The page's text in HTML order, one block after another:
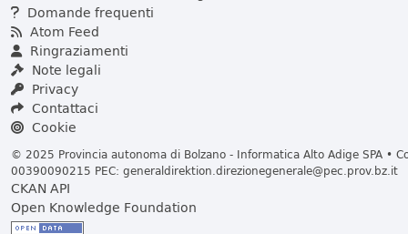
Domande frequenti
Atom Feed
Ringraziamenti
Note legali
Privacy
Contattaci
Cookie
© 2025 Provincia autonoma di Bolzano - Informatica Alto Adige SPA •
00390090215 PEC: generaldirektion.direzionegenerale@pec.prov.bz.it
CKAN API
Open Knowledge Foundation